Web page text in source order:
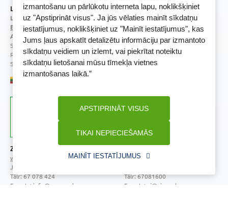
izmantošanu un pārlūkotu interneta lapu, noklikšķiniet
uz "Apstiprināt visus". Ja jūs vēlaties mainīt sīkdatņu
iestatījumus, noklikšķiniet uz "Mainīt iestatījumus", kas
Jums ļaus apskatīt detalizētu informāciju par izmantoto
sīkdatņu veidiem un izlemt, vai piekrītat noteiktu
sīkdatņu lietošanai mūsu tīmekļa vietnes
izmantošanas laikā.”
TIKAI NEPIECIEŠAMĀS
APSTIPRINĀT VISUS
MAINĪT IESTATĪJUMUS
Licence
Licences numurs:A00010
E-aptiekas kontakti
Aptiekas vadītāja:
Sertificēta farmaceite: Jeļena Gončarova
Reģistrācijas Nr.: F-0834
Sertifikāta Nr.: 092.2020
Zāļu valsts aģentūra
www.zva.gov.lv
Jersikas iela 15, Rīga
Tālr: 67 078 424
E-pasts: info@zva.gov.lv
www.vi.gov.lv
Tālr: 67081600
E-pasts: vi@vi.gov.lv